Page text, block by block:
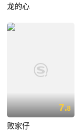
龙的心
7.8
败家仔